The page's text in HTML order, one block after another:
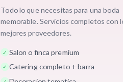
Todo lo que necesitas para una boda
memorable. Servicios completos con
mejores proveedores.
✓ Salon o finca premium
✓ Catering completo + barra